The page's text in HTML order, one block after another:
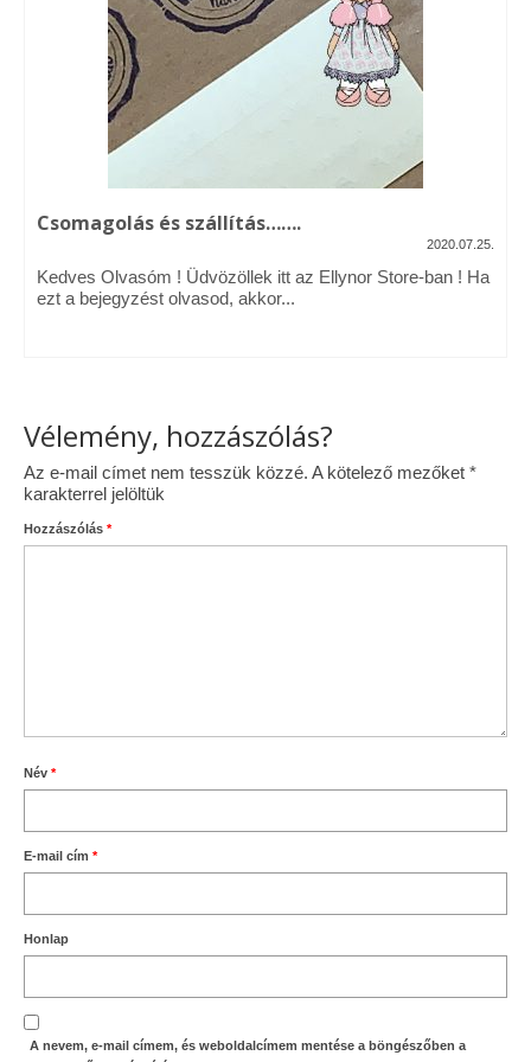
Vásárok, ahol velem is találkozhattál…
Alapanyagok, kellékek
A termékek tisztítása
Ellynor története
Adatkezelési tájékoztató
Általános Szerződési Feltételek
Csomagolás és szállítás…….
2020.07.25.
Kedves Olvasóm ! Üdvözöllek itt az Ellynor Store-ban ! Ha
ezt a bejegyzést olvasod, akkor...
Vélemény, hozzászólás?
Az e-mail címet nem tesszük közzé. A kötelező mezőket *
karakterrel jelöltük
Hozzászólás *
Név *
E-mail cím *
Honlap
A nevem, e-mail címem, és weboldalcímem mentése a böngészőben a